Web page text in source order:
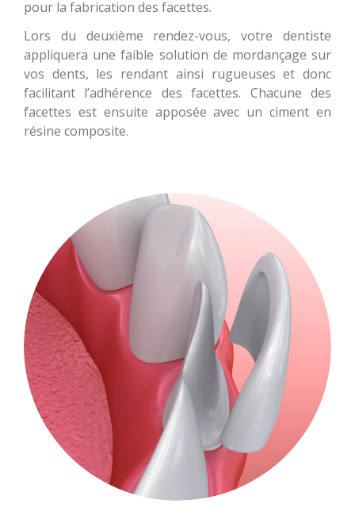
pour la fabrication des facettes.
Lors du deuxième rendez-vous, votre dentiste
appliquera une faible solution de mordançage sur
vos dents, les rendant ainsi rugueuses et donc
facilitant l’adhérence des facettes. Chacune des
facettes est ensuite apposée avec un ciment en
résine composite.